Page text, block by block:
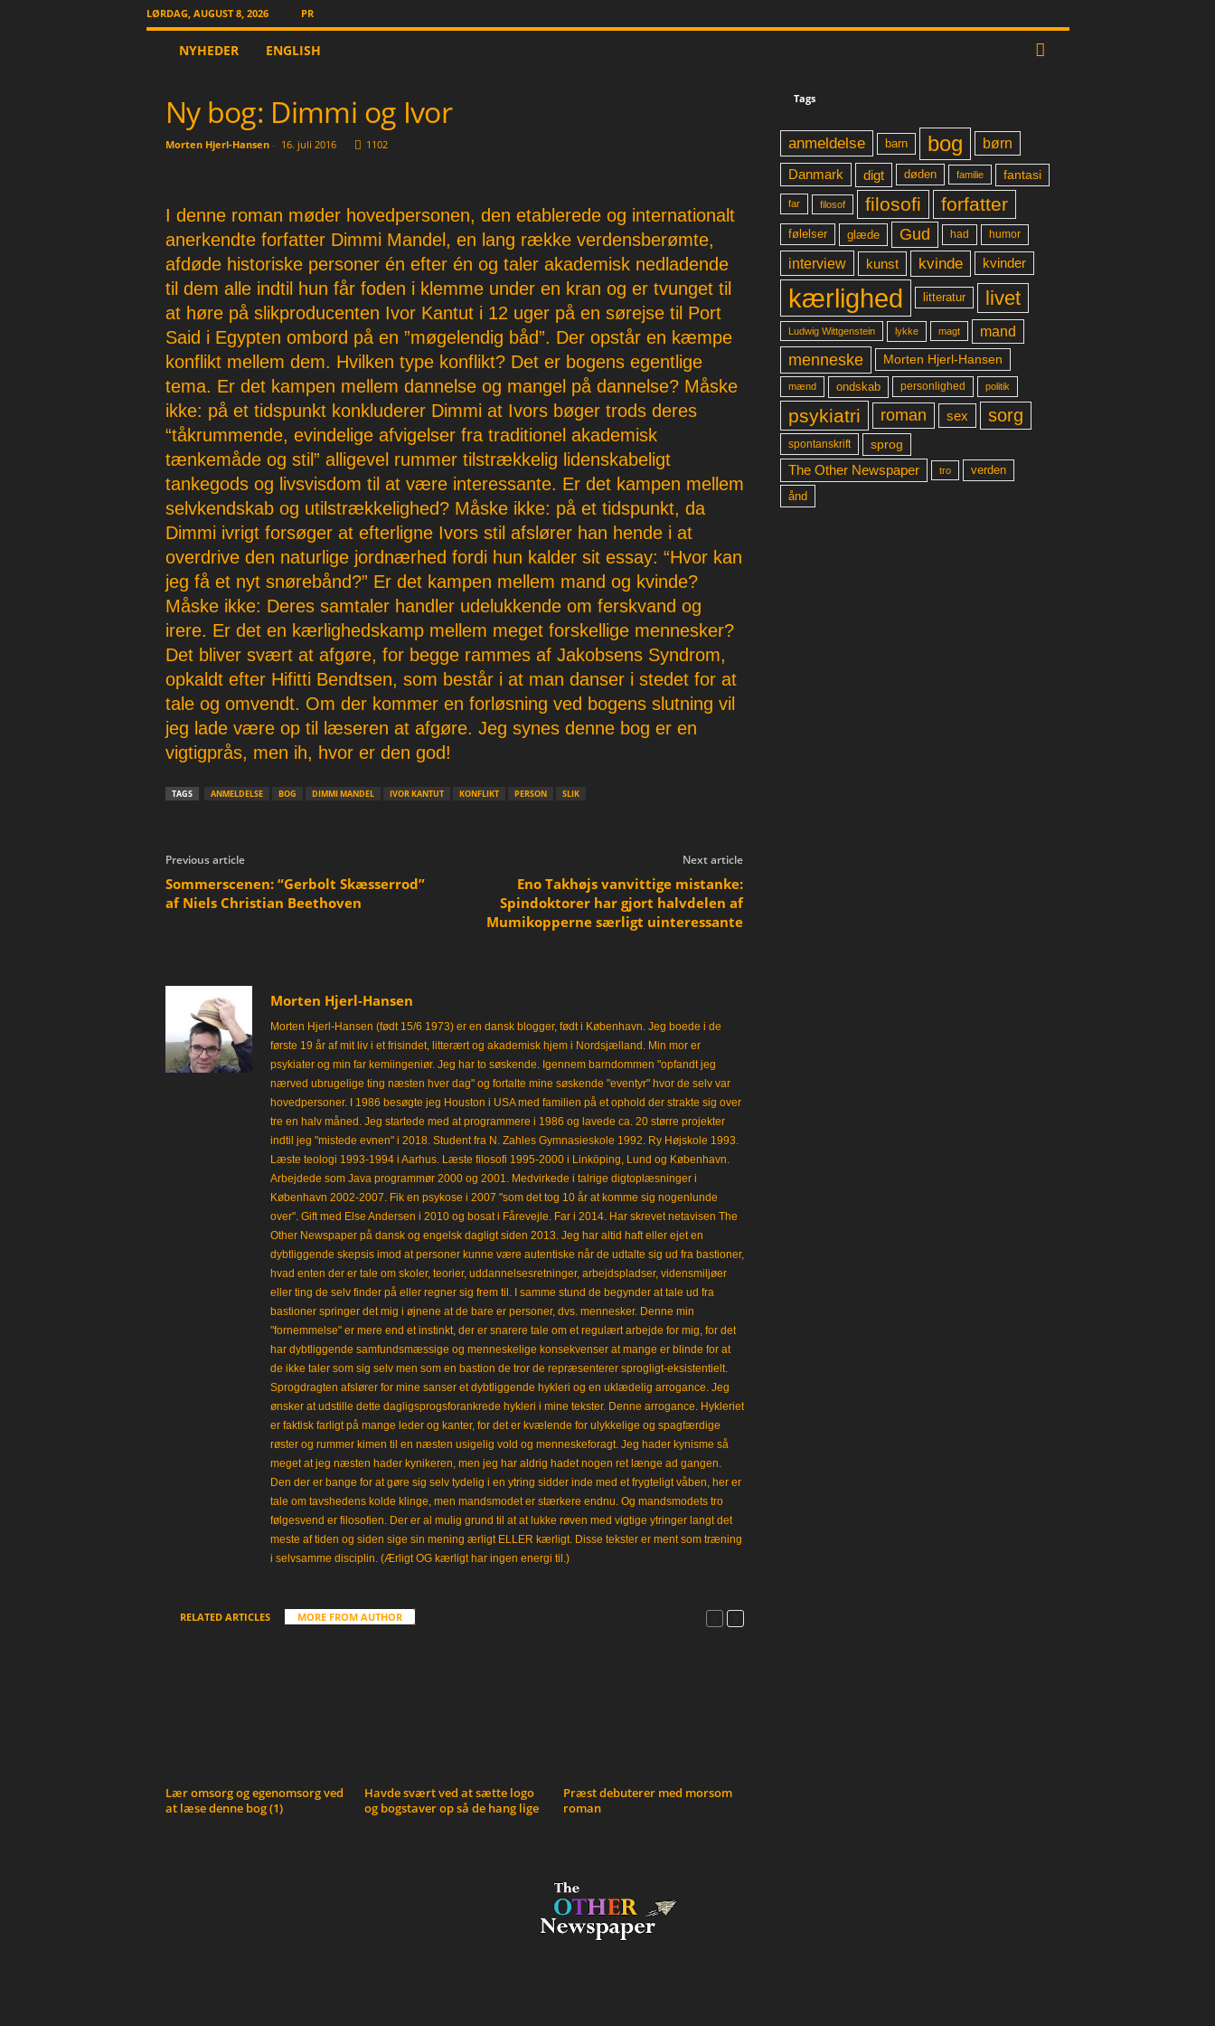
LØRDAG, AUGUST 8, 2026
PR
T
NYHEDER ENGLISH
Ny bog: Dimmi og Ivor
Morten Hjerl-Hansen- 16. juli 2016 1102
I denne roman møder hovedpersonen, den etablerede og internationalt
anerkendte forfatter Dimmi Mandel, en lang række verdensberømte,
afdøde historiske personer én efter én og taler akademisk nedladende
til dem alle indtil hun får foden i klemme under en kran og er tvunget til
at høre på slikproducenten Ivor Kantut i 12 uger på en sørejse til Port
Said i Egypten ombord på en ”møgelendig båd”. Der opstår en kæmpe
konflikt mellem dem. Hvilken type konflikt? Det er bogens egentlige
tema. Er det kampen mellem dannelse og mangel på dannelse? Måske
ikke: på et tidspunkt konkluderer Dimmi at Ivors bøger trods deres
“tåkrummende, evindelige afvigelser fra traditionel akademisk
tænkemåde og stil” alligevel rummer tilstrækkelig lidenskabeligt
tankegods og livsvisdom til at være interessante. Er det kampen mellem
selvkendskab og utilstrækkelighed? Måske ikke: på et tidspunkt, da
Dimmi ivrigt forsøger at efterligne Ivors stil afslører han hende i at
overdrive den naturlige jordnærhed fordi hun kalder sit essay: “Hvor kan
jeg få et nyt snørebånd?” Er det kampen mellem mand og kvinde?
Måske ikke: Deres samtaler handler udelukkende om ferskvand og
irere. Er det en kærlighedskamp mellem meget forskellige mennesker?
Det bliver svært at afgøre, for begge rammes af Jakobsens Syndrom,
opkaldt efter Hifitti Bendtsen, som består i at man danser i stedet for at
tale og omvendt. Om der kommer en forløsning ved bogens slutning vil
jeg lade være op til læseren at afgøre. Jeg synes denne bog er en
vigtigprås, men ih, hvor er den god!
TAGS ANMELDELSE BOG DIMMI MANDEL IVOR KANTUT KONFLIKT PERSON SLIK
Previous article
Sommerscenen: “Gerbolt Skæsserrod”
af Niels Christian Beethoven
Next article
Eno Takhøjs vanvittige mistanke:
Spindoktorer har gjort halvdelen af
Mumikopperne særligt uinteressante
Morten Hjerl-Hansen
Morten Hjerl-Hansen (født 15/6 1973) er en dansk blogger, født i København. Jeg boede i de
første 19 år af mit liv i et frisindet, litterært og akademisk hjem i Nordsjælland. Min mor er
psykiater og min far kemiingeniør. Jeg har to søskende. Igennem barndommen "opfandt jeg
nærved ubrugelige ting næsten hver dag" og fortalte mine søskende "eventyr" hvor de selv var
hovedpersoner. I 1986 besøgte jeg Houston i USA med familien på et ophold der strakte sig over
tre en halv måned. Jeg startede med at programmere i 1986 og lavede ca. 20 større projekter
indtil jeg "mistede evnen" i 2018. Student fra N. Zahles Gymnasieskole 1992. Ry Højskole 1993.
Læste teologi 1993-1994 i Aarhus. Læste filosofi 1995-2000 i Linköping, Lund og København.
Arbejdede som Java programmør 2000 og 2001. Medvirkede i talrige digtoplæsninger i
København 2002-2007. Fik en psykose i 2007 "som det tog 10 år at komme sig nogenlunde
over". Gift med Else Andersen i 2010 og bosat i Fårevejle. Far i 2014. Har skrevet netavisen The
Other Newspaper på dansk og engelsk dagligt siden 2013. Jeg har altid haft eller ejet en
dybtliggende skepsis imod at personer kunne være autentiske når de udtalte sig ud fra bastioner,
hvad enten der er tale om skoler, teorier, uddannelsesretninger, arbejdspladser, vidensmiljøer
eller ting de selv finder på eller regner sig frem til. I samme stund de begynder at tale ud fra
bastioner springer det mig i øjnene at de bare er personer, dvs. mennesker. Denne min
"fornemmelse" er mere end et instinkt, der er snarere tale om et regulært arbejde for mig, for det
har dybtliggende samfundsmæssige og menneskelige konsekvenser at mange er blinde for at
de ikke taler som sig selv men som en bastion de tror de repræsenterer sprogligt-eksistentielt.
Sprogdragten afslører for mine sanser et dybtliggende hykleri og en uklædelig arrogance. Jeg
ønsker at udstille dette dagligsprogsforankrede hykleri i mine tekster. Denne arrogance. Hykleriet
er faktisk farligt på mange leder og kanter, for det er kvælende for ulykkelige og spagfærdige
røster og rummer kimen til en næsten usigelig vold og menneskeforagt. Jeg hader kynisme så
meget at jeg næsten hader kynikeren, men jeg har aldrig hadet nogen ret længe ad gangen.
Den der er bange for at gøre sig selv tydelig i en ytring sidder inde med et frygteligt våben, her er
tale om tavshedens kolde klinge, men mandsmodet er stærkere endnu. Og mandsmodets tro
følgesvend er filosofien. Der er al mulig grund til at at lukke røven med vigtige ytringer langt det
meste af tiden og siden sige sin mening ærligt ELLER kærligt. Disse tekster er ment som træning
i selvsamme disciplin. (Ærligt OG kærligt har ingen energi til.)
RELATED ARTICLES MORE FROM AUTHOR
Lær omsorg og egenomsorg ved
at læse denne bog (1)
Havde svært ved at sætte logo
og bogstaver op så de hang lige
Præst debuterer med morsom
roman
Tags
anmeldelse barn bog børn
Danmark digt døden familie fantasi
far filosof filosofi forfatter
følelser glæde Gud had humor
interview kunst kvinde kvinder
kærlighed litteratur livet
Ludwig Wittgenstein lykke magt mand
menneske Morten Hjerl-Hansen
mænd ondskab personlighed politik
psykiatri roman sex sorg
spontanskrift sprog
The Other Newspaper tro verden
ånd